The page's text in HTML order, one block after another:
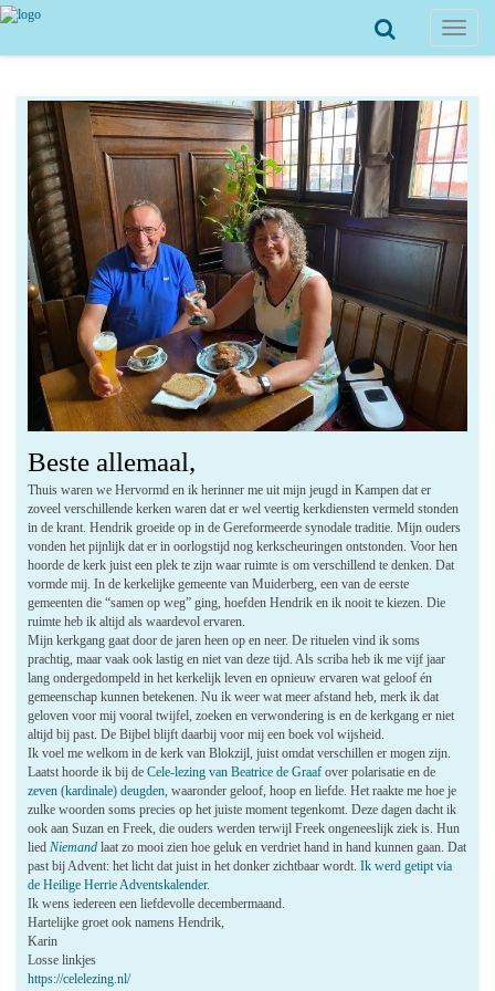
Toggle
Beste allemaal,
Thuis waren we Hervormd en ik herinner me uit mijn jeugd in Kampen dat er
zoveel verschillende kerken waren dat er wel veertig kerkdiensten vermeld stonden
in de krant. Hendrik groeide op in de Gereformeerde synodale traditie. Mijn ouders
vonden het pijnlijk dat er in oorlogstijd nog kerkscheuringen ontstonden. Voor hen
hoorde de kerk juist een plek te zijn waar ruimte is om verschillend te denken. Dat
vormde mij. In de kerkelijke gemeente van Muiderberg, een van de eerste
gemeenten die “samen op weg” ging, hoefden Hendrik en ik nooit te kiezen. Die
ruimte heb ik altijd als waardevol ervaren.
Mijn kerkgang gaat door de jaren heen op en neer. De rituelen vind ik soms
prachtig, maar vaak ook lastig en niet van deze tijd. Als scriba heb ik me vijf jaar
lang ondergedompeld in het kerkelijk leven en opnieuw ervaren wat geloof én
gemeenschap kunnen betekenen. Nu ik weer wat meer afstand heb, merk ik dat
geloven voor mij vooral twijfel, zoeken en verwondering is en de kerkgang er niet
altijd bij past. De Bijbel blijft daarbij voor mij een boek vol wijsheid.
Ik voel me welkom in de kerk van Blokzijl, juist omdat verschillen er mogen zijn.
Laatst hoorde ik bij deCele-lezing van Beatrice de Graaf over polarisatie en de
zeven (kardinale) deugden, waaronder geloof, hoop en liefde. Het raakte me hoe je
zulke woorden soms precies op het juiste moment tegenkomt. Deze dagen dacht ik
ook aan Suzan en Freek, die ouders werden terwijl Freek ongeneeslijk ziek is. Hun
liedNiemand laat zo mooi zien hoe geluk en verdriet hand in hand kunnen gaan. Dat
past bij Advent: het licht dat juist in het donker zichtbaar wordt.Ik werd getipt via
de Heilige Herrie Adventskalender.
Ik wens iedereen een liefdevolle decembermaand.
Hartelijke groet ook namens Hendrik,
Karin
Losse linkjes
https://celelezing.nl/